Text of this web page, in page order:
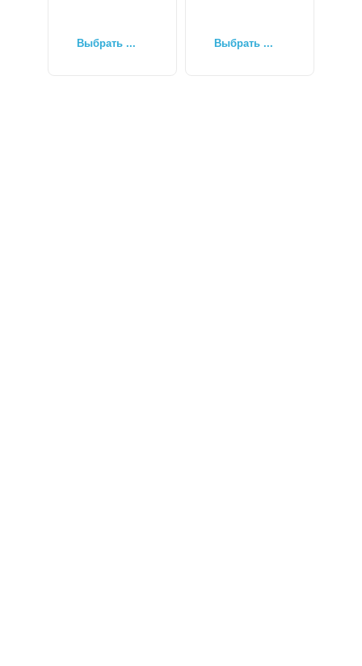
Выбрать ... Выбрать ...